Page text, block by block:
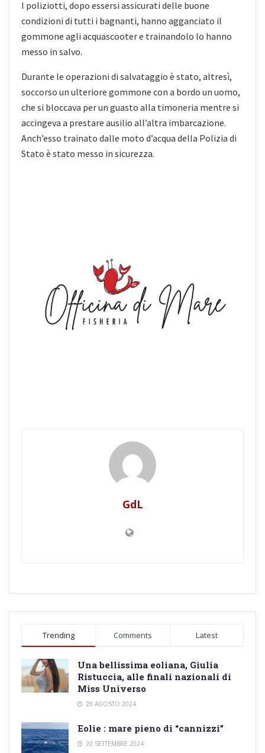
I poliziotti, dopo essersi assicurati delle buone
condizioni di tutti i bagnanti, hanno agganciato il
gommone agli acquascooter e trainandolo lo hanno
messo in salvo.
Durante le operazioni di salvataggio è stato, altresì,
soccorso un ulteriore gommone con a bordo un uomo,
che si bloccava per un guasto alla timoneria mentre si
accingeva a prestare ausilio all’altra imbarcazione.
Anch’esso trainato dalle moto d’acqua della Polizia di
Stato è stato messo in sicurezza.
GdL
Trending Comments Latest
Una bellissima eoliana, Giulia
Ristuccia, alle finali nazionali di
Miss Universo
28 AGOSTO 2024
Eolie : mare pieno di “cannizzi”
20 SETTEMBRE 2024